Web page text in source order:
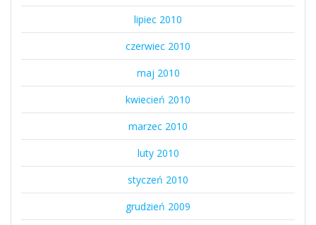
lipiec 2010
czerwiec 2010
maj 2010
kwiecień 2010
marzec 2010
luty 2010
styczeń 2010
grudzień 2009